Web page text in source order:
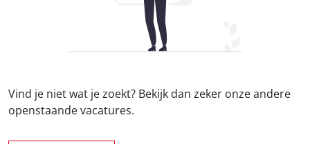
Vind je niet wat je zoekt? Bekijk dan zeker onzeandere
openstaande vacatures.